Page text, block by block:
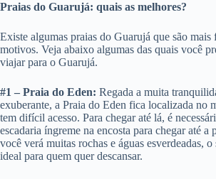
Praias do Guarujá: quais as melhores?
Existe algumas praias do Guarujá que são mais
motivos. Veja abaixo algumas das quais você
viajar para o Guarujá.
#1 – Praia do Eden: Regada a muita
exuberante, a Praia do Eden fica localizada no
tem difícil acesso. Para chegar até lá, é
escadaria íngreme na encosta para chegar até a
você verá muitas rochas e águas esverdeadas,
ideal para quem quer descansar.